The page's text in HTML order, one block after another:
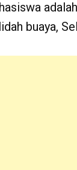
buaya,